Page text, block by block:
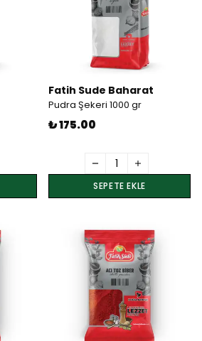
Fatih Sude Baharat
Pudra Şekeri 1000 gr
₺ 175.00
SEPETE EKLE